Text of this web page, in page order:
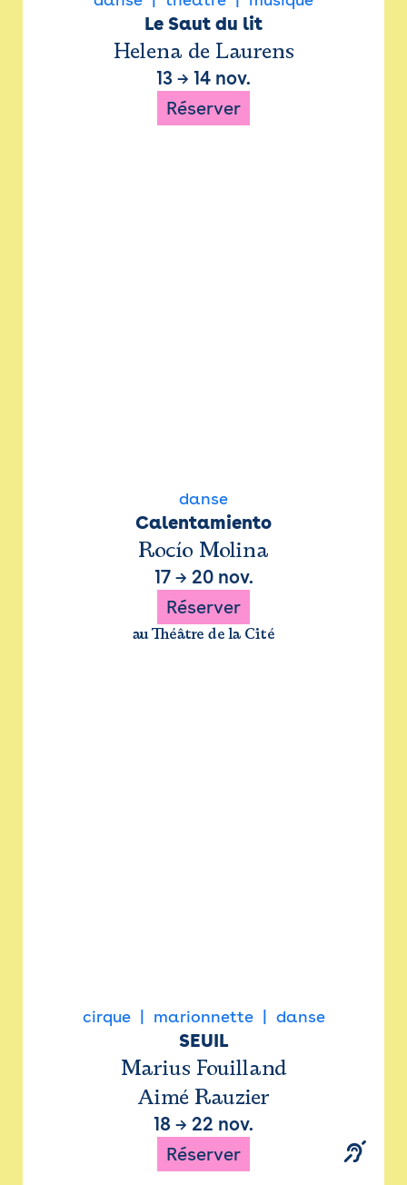
Le Saut du lit
Helena de Laurens
13 → 14 nov.
Réserver
danse
Calentamiento
Rocío Molina
17→ 20 nov.
Réserver
au Théâtre de la Cité
cirque marionnette danse
SEUIL
Marius Fouilland
Aimé Rauzier
18 → 22 nov.
Réserver